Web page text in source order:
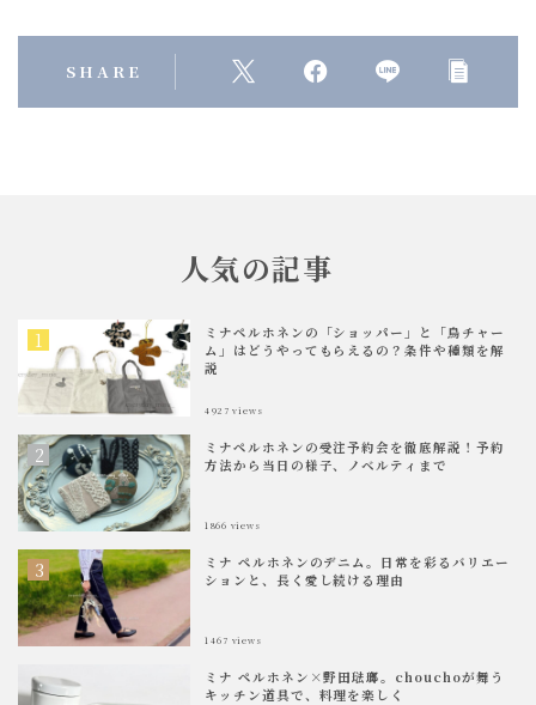
SHARE
人気の記事
ミナペルホネンの「ショッパー」と「鳥チャー
ム」はどうやってもらえるの？条件や種類を解
説
4927 views
ミナペルホネンの受注予約会を徹底解説！予約
方法から当日の様子、ノベルティまで
1866 views
ミナ ペルホネンのデニム。日常を彩るバリエー
ションと、長く愛し続ける理由
1467 views
ミナ ペルホネン×野田琺瑯。chouchoが舞う
キッチン道具で、料理を楽しく